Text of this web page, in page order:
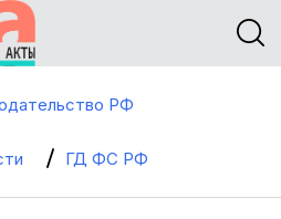
РФ
ГД ФС РФ